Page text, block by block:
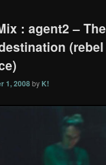
: agent2 – The
(rebel
1, 2008by K!